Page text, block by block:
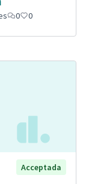
0 0
Acceptada